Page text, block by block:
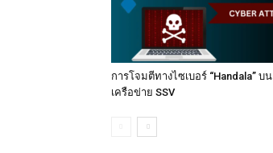
การโจมตีทางไซเบอร์ “Handala” บน
เครือข่าย SSV